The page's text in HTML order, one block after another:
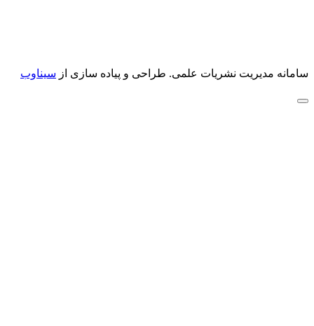
سامانه مدیریت نشریات علمی. طراحی و پیاده سازی از سیناوب